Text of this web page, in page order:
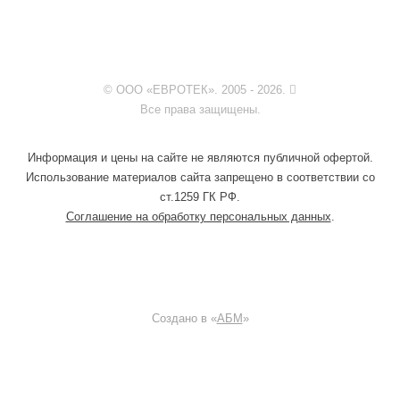
© ООО «ЕВРОТЕК». 2005 - 2026.
Все права защищены.
Информация и цены на сайте не являются публичной офертой.
Использование материалов сайта запрещено в соответствии со
ст.1259 ГК РФ.
Соглашение на обработку персональных данных
Создано в «АБМ »